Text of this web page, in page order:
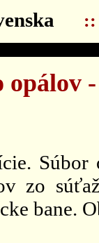
::
opálov
Súbor
zo
bane.